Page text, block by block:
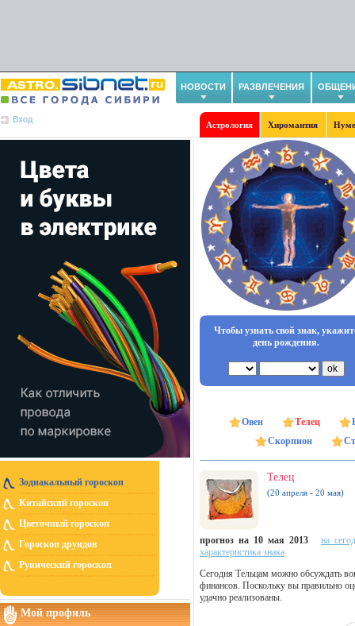
НОВОСТИ РАЗВЛЕЧЕНИЯ
Вход
Астрология Хиромантия
Зодиакальный гороскоп
Китайский гороскоп
Цветочный гороскоп
Гороскоп друидов
Рунический гороскоп
Мой профиль
Чтобы узнать свой знак,
день рождения.
Овен Телец
Скорпион
Телец
(20 апреля - 20 мая)
прогноз на 10 мая 2013
на
характеристика знака
Сегодня Тельцам можно обсуждать
финансов. Поскольку вы правильно
удачно реализованы.